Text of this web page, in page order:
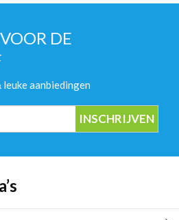
DE
aanbiedingen